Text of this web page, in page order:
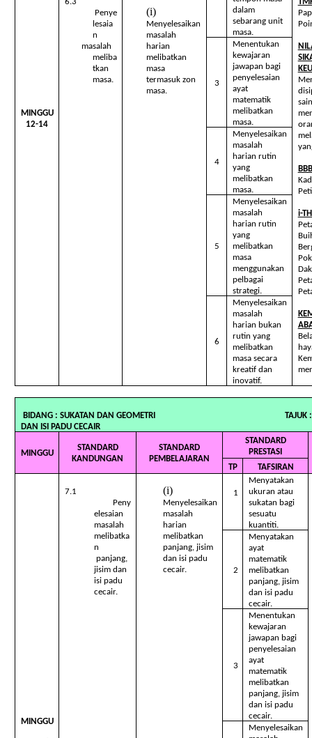
MINGGU
12-14
Penye
lesaia
n
masalah
meliba
tkan
masa.
Menyelesaikan
masalah
harian
melibatkan
masa
termasuk zon
masa.
i-
dalam
sebarang unit
masa.
3
Menentukan
kewajaran
jawapan bagi
penyelesaian
ayat
matematik
melibatkan
masa.
4
Menyelesaikan
masalah
harian rutin
yang
melibatkan
masa.
5
Menyelesaikan
masalah
harian rutin
yang
melibatkan
masa
menggunakan
pelbagai
strategi.
6
Menyelesaikan
masalah
harian bukan
rutin yang
melibatkan
masa secara
kreatif dan
inovatif.
BIDANG : SUKATAN DAN GEOMETRI TAJUK : 7.
DAN ISI PADU CECAIR
MINGGU
STANDARD
KANDUNGAN
STANDARD
PEMBELAJARAN
STANDARD
PRESTASI
TP
TAFSIRAN
MINGGU
7.1
Peny
elesaian
masalah
melibatka
n
panjang,
jisim dan
isi padu
cecair.
Menyelesaikan
masalah
harian
melibatkan
panjang, jisim
dan isi padu
cecair.
1
Menyatakan
ukuran atau
sukatan bagi
sesuatu
kuantiti.
2
Menyatakan
ayat
matematik
melibatkan
panjang, jisim
dan isi padu
cecair.
3
Menentukan
kewajaran
jawapan bagi
penyelesaian
ayat
matematik
melibatkan
panjang, jisim
dan isi padu
cecair.
Menyelesaikan